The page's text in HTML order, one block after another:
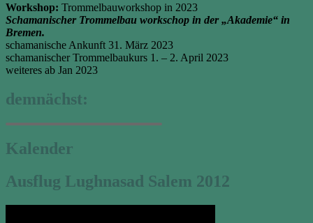
Workshop: Trommelbauworkshop in 2023
Schamanischer Trommelbau workschop in der „Akademie“ in
Bremen.
schamanische Ankunft 31. März 2023
schamanischer Trommelbaukurs 1. – 2. April 2023
weiteres ab Jan 2023
demnächst:
Kalender
Ausflug Lughnasad Salem 2012